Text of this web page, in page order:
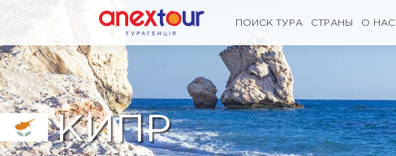
ПОИСК ТУРА СТРАНЫ О НАС
КИПР